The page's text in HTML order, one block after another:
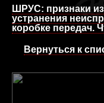
ШРУС: признаки
устранения
коробке передач.
Вернуться к